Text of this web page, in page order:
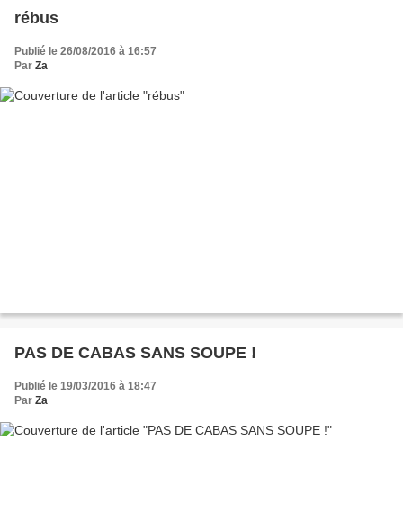
rébus
Publié le 26/08/2016 à 16:57
Par Za
PAS DE CABAS SANS SOUPE !
Publié le 19/03/2016 à 18:47
Par Za